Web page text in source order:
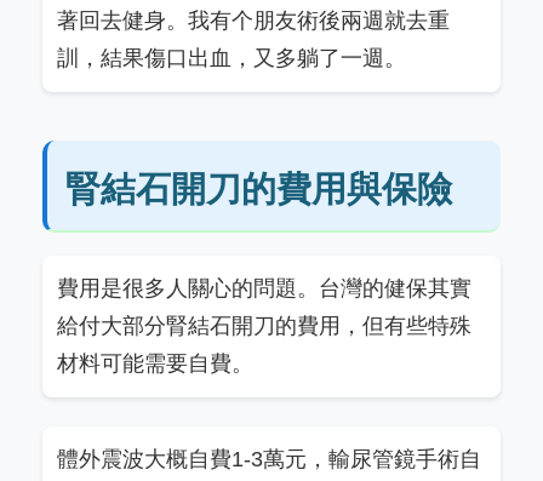
著回去健身。我有个朋友術後兩週就去重
訓，結果傷口出血，又多躺了一週。
腎結石開刀的費用與保險
費用是很多人關心的問題。台灣的健保其實
給付大部分腎結石開刀的費用，但有些特殊
材料可能需要自費。
體外震波大概自費1-3萬元，輸尿管鏡手術自